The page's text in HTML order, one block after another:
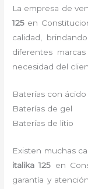
La empresa de
125 en
calidad,
diferentes
necesidad del
Baterías con ácido
Baterías de gel
Baterías de litio
Existen muchas
italika 125 en
garantía y